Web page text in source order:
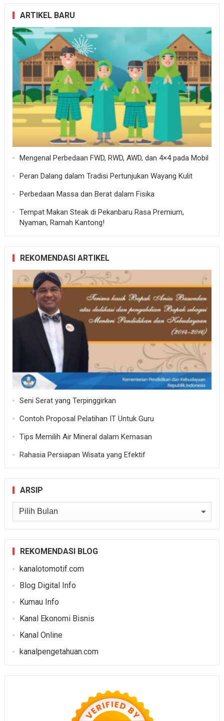
ARTIKEL BARU
Mengenal Perbedaan FWD, RWD, AWD, dan 4×4 pada Mobil
Peran Dalang dalam Tradisi Pertunjukan Wayang Kulit
Perbedaan Massa dan Berat dalam Fisika
Tempat Makan Steak di Pekanbaru Rasa Premium,
Nyaman, Ramah Kantong!
REKOMENDASI ARTIKEL
Seni Serat yang Terpinggirkan
Contoh Proposal Pelatihan IT Untuk Guru
Tips Memilih Air Mineral dalam Kemasan
Rahasia Persiapan Wisata yang Efektif
ARSIP
Arsip
REKOMENDASI BLOG
kanalotomotif.com
Blog Digital Info
Kumau Info
Kanal Ekonomi Bisnis
Kanal Online
kanalpengetahuan.com